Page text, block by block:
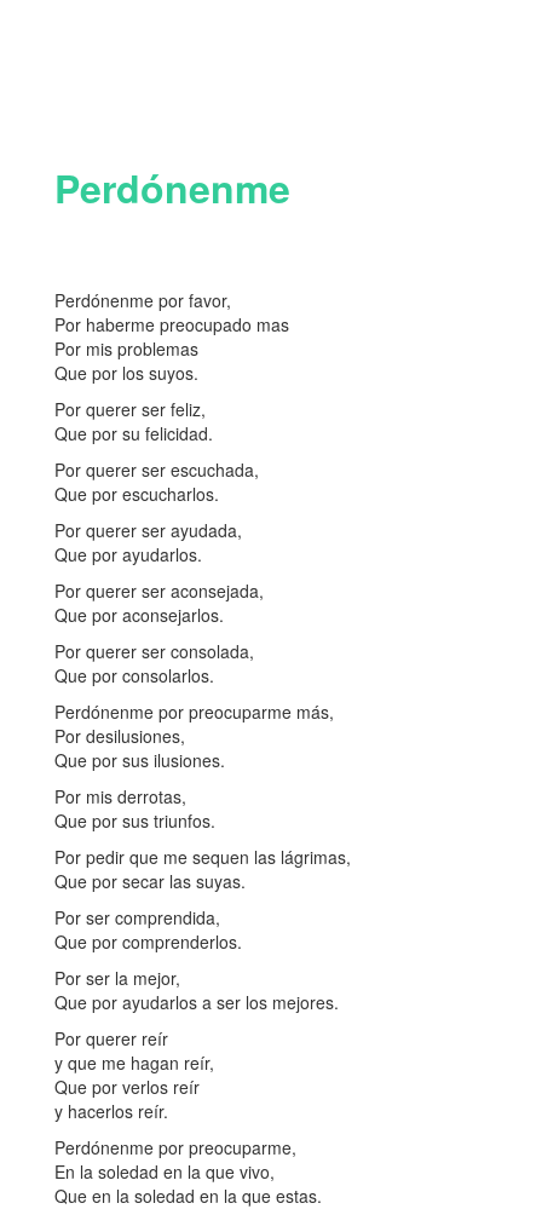
Perdónenme
Perdónenme por favor,
Por haberme preocupado mas
Por mis problemas
Que por los suyos.
Por querer ser feliz,
Que por su felicidad.
Por querer ser escuchada,
Que por escucharlos.
Por querer ser ayudada,
Que por ayudarlos.
Por querer ser aconsejada,
Que por aconsejarlos.
Por querer ser consolada,
Que por consolarlos.
Perdónenme por preocuparme más,
Por desilusiones,
Que por sus ilusiones.
Por mis derrotas,
Que por sus triunfos.
Por pedir que me sequen las lágrimas,
Que por secar las suyas.
Por ser comprendida,
Que por comprenderlos.
Por ser la mejor,
Que por ayudarlos a ser los mejores.
Por querer reír
y que me hagan reír,
Que por verlos reír
y hacerlos reír.
Perdónenme por preocuparme,
En la soledad en la que vivo,
Que en la soledad en la que estas.